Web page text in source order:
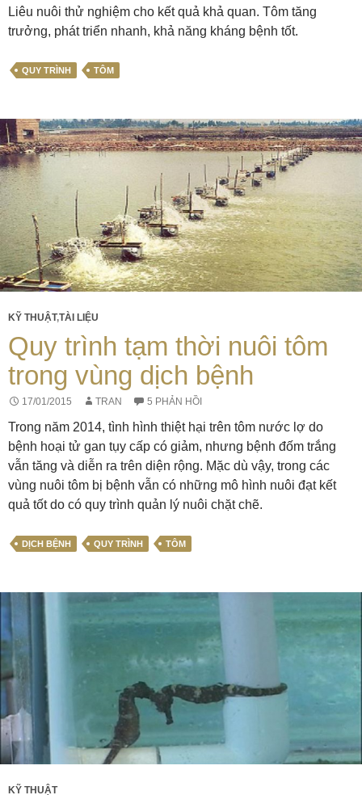
Liêu nuôi thử nghiệm cho kết quả khả quan. Tôm tăng
trưởng, phát triển nhanh, khả năng kháng bệnh tốt.
QUY TRÌNH TÔM
KỸ THUẬT,TÀI LIỆU
Quy trình tạm thời nuôi tôm
trong vùng dịch bệnh
17/01/2015 TRAN 5 PHẢN HỒI
Trong năm 2014, tình hình thiệt hại trên tôm nước lợ do
bệnh hoại tử gan tụy cấp có giảm, nhưng bệnh đốm trắng
vẫn tăng và diễn ra trên diện rộng. Mặc dù vậy, trong các
vùng nuôi tôm bị bệnh vẫn có những mô hình nuôi đạt kết
quả tốt do có quy trình quản lý nuôi chặt chẽ.
DỊCH BỆNH QUY TRÌNH TÔM
KỸ THUẬT